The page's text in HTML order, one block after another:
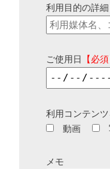
利用目的の詳細
ご使用日 【必須
利用コンテンツ
動画
メモ